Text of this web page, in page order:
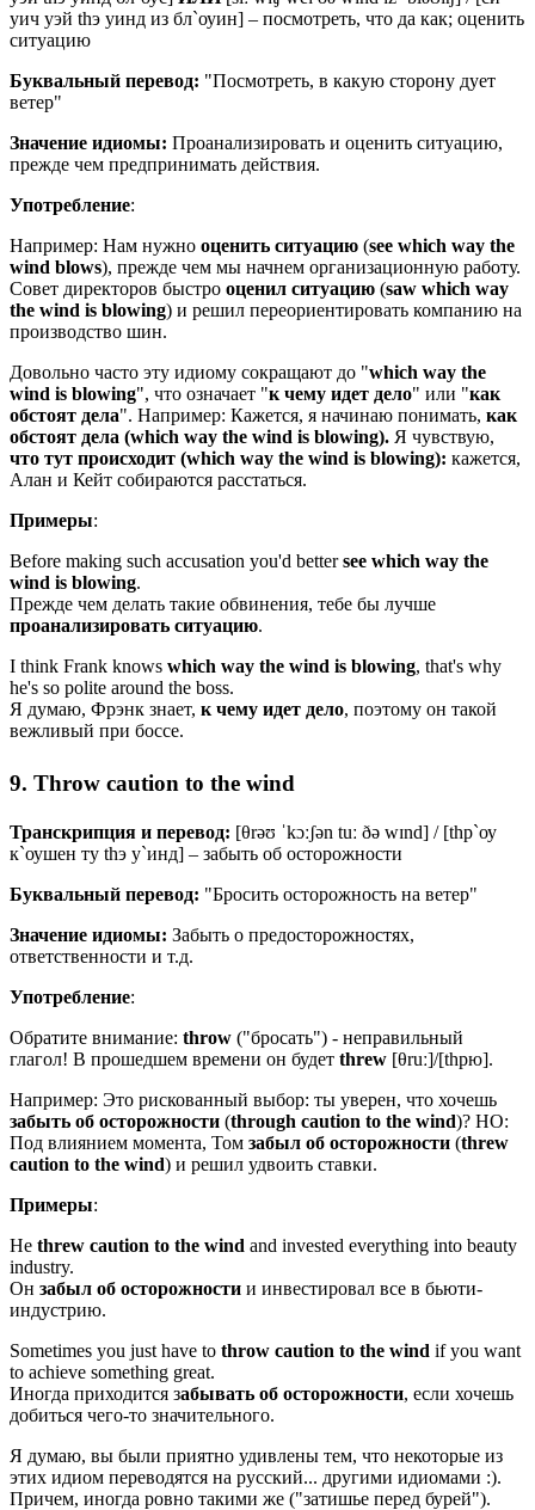
уич уэй thэ уинд из бл`оуин] – посмотреть, что да как; оценить
ситуацию
Буквальный перевод: "Посмотреть, в какую сторону дует
ветер"
Значение идиомы: Проанализировать и оценить ситуацию,
прежде чем предпринимать действия.
Употребление:
Например: Нам нужно оценить ситуацию (see which way the
wind blows), прежде чем мы начнем организационную работу.
Совет директоров быстро оценил ситуацию (saw which way
the wind is blowing) и решил переориентировать компанию на
производство шин.
Довольно часто эту идиому сокращают до "which way the
wind is blowing", что означает "к чему идет дело" или "как
обстоят дела". Например: Кажется, я начинаю понимать, как
обстоят дела (which way the wind is blowing). Я чувствую,
что тут происходит (which way the wind is blowing): кажется,
Алан и Кейт собираются расстаться.
Примеры:
Before making such accusation you'd bettersee which way the
wind is blowing.
Прежде чем делать такие обвинения, тебе бы лучше
проанализировать ситуацию.
I think Frank knows which way the wind is blowing, that's why
he's so polite around the boss.
Я думаю, Фрэнк знает, к чему идет дело, поэтому он такой
вежливый при боссе.
9. Throw caution to the wind
Транскрипция и перевод: [θrəʊ ˈkɔːʃən tuː ðə wɪnd] / [thр`оу
к`оушен ту thэ у`инд] – забыть об осторожности
Буквальный перевод: "Бросить осторожность на ветер"
Значение идиомы: Забыть о предосторожностях,
ответственности и т.д.
Употребление:
Обратите внимание: throw ("бросать") - неправильный
глагол! В прошедшем времени он будет threw [θruː]/[thрю].
Например: Это рискованный выбор: ты уверен, что хочешь
забыть об осторожности (through caution to the wind)? НО:
Под влиянием момента, Том забыл об осторожности (threw
caution to the wind) и решил удвоить ставки.
Примеры:
He threw caution to the wind and invested everything into beauty
industry.
Он забыл об осторожности и инвестировал все в бьюти-
индустрию.
Sometimes you just have to throw caution to the wind if you want
to achieve something great.
Иногда приходится забывать об осторожности, если хочешь
добиться чего-то значительного.
Я думаю, вы были приятно удивлены тем, что некоторые из
этих идиом переводятся на русский... другими идиомами :).
Причем, иногда ровно такими же ("затишье перед бурей").